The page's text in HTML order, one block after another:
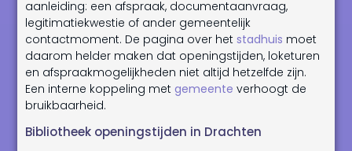
aanleiding: een afspraak, documentaanvraag,
legitimatiekwestie of ander gemeentelijk
contactmoment. De pagina over hetstadhuis moet
daarom helder maken dat openingstijden, loketuren
en afspraakmogelijkheden niet altijd hetzelfde zijn.
Een interne koppeling metgemeente verhoogt de
bruikbaarheid.
Bibliotheek openingstijden in Drachten